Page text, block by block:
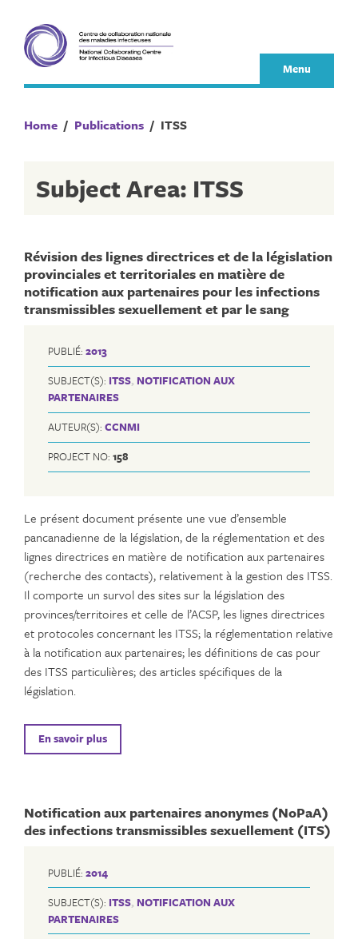
content
Menu
Home / Publications / ITSS
Subject Area: ITSS
Révision des lignes directrices et de la législation
provinciales et territoriales en matière de
notification aux partenaires pour les infections
transmissibles sexuellement et par le sang
PUBLIÉ: 2013
SUBJECT(S): ITSS, NOTIFICATION AUX
PARTENAIRES
AUTEUR(S): CCNMI
PROJECT NO: 158
Le présent document présente une vue d’ensemble
pancanadienne de la législation, de la réglementation et des
lignes directrices en matière de notification aux partenaires
(recherche des contacts), relativement à la gestion des ITSS.
Il comporte un survol des sites sur la législation des
provinces/territoires et celle de l’ACSP, les lignes directrices
et protocoles concernant les ITSS; la réglementation relative
à la notification aux partenaires; les définitions de cas pour
des ITSS particulières; des articles spécifiques de la
législation.
En savoir plus
Notification aux partenaires anonymes (NoPaA)
des infections transmissibles sexuellement (ITS)
PUBLIÉ: 2014
SUBJECT(S): ITSS, NOTIFICATION AUX
PARTENAIRES